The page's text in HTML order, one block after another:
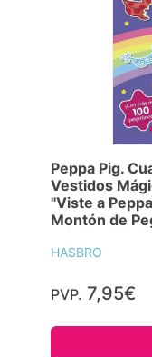
Peppa Pig.
Vestidos
"Viste a
Montón de
HASBRO
PVP. 7,95€